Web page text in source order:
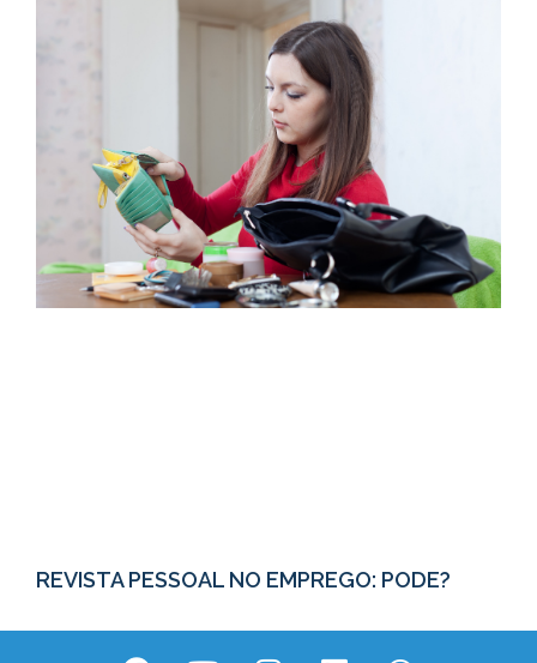
REVISTA PESSOAL NO EMPREGO: PODE?